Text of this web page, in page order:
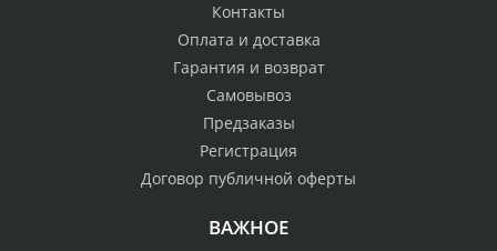
Контакты
Оплата и доставка
Гарантия и возврат
Самовывоз
Предзаказы
Регистрация
Договор публичной оферты
ВАЖНОЕ